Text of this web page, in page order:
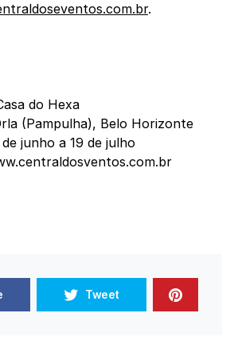
.
do Hexa
(Pampulha), Belo Horizonte
de junho a 19 de julho
Tweet